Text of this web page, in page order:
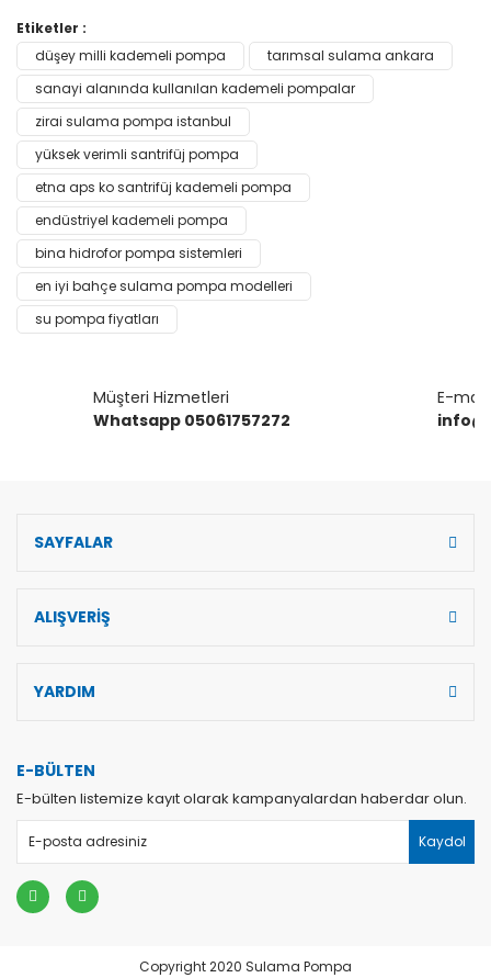
Bu ürüne ilk yorumu siz yapın!
Yorum Yaz
Bu ürünün fiyat bilgisi, resim, ürün açıklamalarında ve diğer
konularda yetersiz gördüğünüz noktaları öneri formunu
kullanarak tarafımıza iletebilirsiniz.
Görüş ve önerileriniz için teşekkür ederiz.
Ürün resmi kalitesiz, bozuk veya görüntülenemiyor.
Ürün açıklamasında eksik bilgiler bulunuyor.
Ürün bilgilerinde hatalar bulunuyor.
Ürün fiyatı diğer sitelerden daha pahalı.
Bu ürüne benzer farklı alternatifler olmalı.
Gönder
Etiketler :
düşey milli kademeli pompa
tarımsal sulama ankara
sanayi alanında kullanılan kademeli pompalar
zirai sulama pompa istanbul
yüksek verimli santrifüj pompa
etna aps ko santrifüj kademeli pompa
endüstriyel kademeli pompa
bina hidrofor pompa sistemleri
en iyi bahçe sulama pompa modelleri
su pompa fiyatları
Müşteri Hizmetleri
Whatsapp 05061757272
E-mail
SAYFALAR
ALIŞVERİŞ
YARDIM
E-BÜLTEN
E-bülten listemize kayıt olarak kampanyalardan haberdar olun.
Kaydol
Copyright 2020 Sulama Pompa